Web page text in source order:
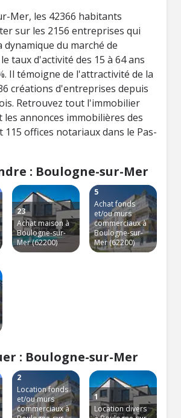
Mer, les 42366 habitants
sur les 2156 entreprises qui
du marché de
taux d'activité des 15 à 64 ans
Il témoigne de l'attractivité de la
créations d'entreprises depuis
Retrouvez tout l'immobilier
les annonces immobilières des
115 offices notariaux dans le Pas-
: Boulogne-sur-Mer
23
Achat maison à
Boulogne-sur-
Mer (62200)
5
Achat fonds
et/ou murs
commerciaux à
Boulogne-sur-
Mer (62200)
: Boulogne-sur-Mer
2
Location fonds
et/ou murs
commerciaux à
1
Location divers